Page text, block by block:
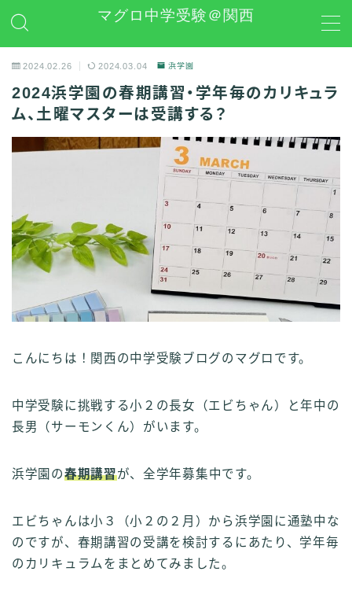
マグロ中学受験＠関西
日能研
学習グッズレビュー
お問い合わせ
2024.02.26 2024.03.04 浜学園
2024浜学園の春期講習・学年毎のカリキュラ
ム、土曜マスターは受講する？
こんにちは！関西の中学受験ブログのマグロです。
中学受験に挑戦する小２の長女（エビちゃん）と年中の
長男（サーモンくん）がいます。
浜学園の春期講習が、全学年募集中です。
エビちゃんは小３（小２の２月）から浜学園に通塾中な
のですが、春期講習の受講を検討するにあたり、学年毎
のカリキュラムをまとめてみました。